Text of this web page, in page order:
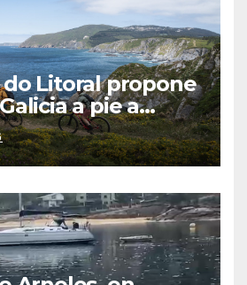
do Litoral propone
a pie a
de 1.300